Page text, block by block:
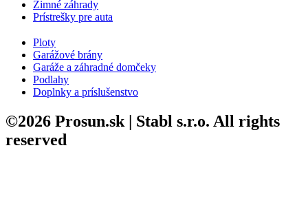
Zimné záhrady
Prístrešky pre auta
Ploty
Garážové brány
Garáže a záhradné domčeky
Podlahy
Doplnky a príslušenstvo
©2026 Prosun.sk | Stabl s.r.o. All rights
reserved